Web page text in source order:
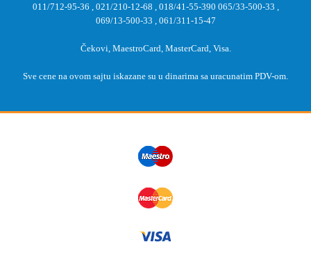
011/712-95-36
021/210-12-68 018/41-55-390 065/33-500-33
069/13-500-33
061/311-15-47
Čekovi, MaestroCard, MasterCard, Visa.
Sve cene na ovom sajtu iskazane su u dinarima sa uracunatim PDV-om.